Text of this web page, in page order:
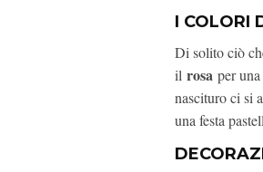
I COLORI
Di solito ciò
il rosa per
nascituro ci si
una festa